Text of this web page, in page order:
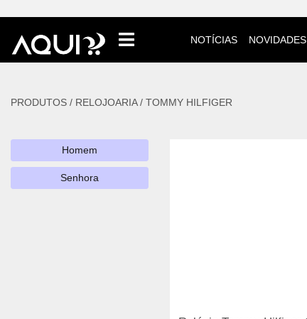
NOTÍCIAS NOVIDADES
PRODUTOS / RELOJOARIA/ TOMMY HILFIGER
Homem
Senhora